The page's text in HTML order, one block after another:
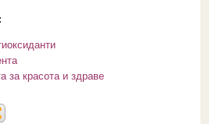
за красота и здраве